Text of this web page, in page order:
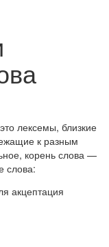
лексемы, близкие
к разным
корень слова —
слова: